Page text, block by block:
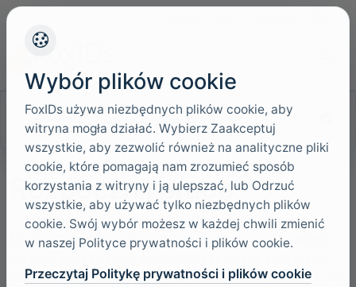
Szukaj w dokumentacji
Rozpocznij pracę
FoxIDs Cloud pozwala utworzyć tenant w kilka minut i
tożsamości.Utwórz nowego tenantalubzaloguj się
Wybór plików cookie
FoxIDs używa niezbędnych plików cookie, aby
witryna mogła działać. Wybierz Zaakceptuj
wszystkie, aby zezwolić również na analityczne pliki
cookie, które pomagają nam zrozumieć sposób
korzystania z witryny i ją ulepszać, lub Odrzuć
wszystkie, aby używać tylko niezbędnych plików
cookie. Swój wybór możesz w każdej chwili zmienić
w naszej Polityce prywatności i plików cookie.
Przeczytaj Politykę prywatności i plików cookie